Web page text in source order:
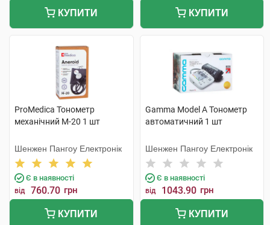
КУПИТИ КУПИТИ
ProMedica Тонометр
механічний М-20 1 шт
Шенжен Пангоу Електронік
Є в наявності
від 760.70 грн
КУПИТИ
Gamma Model А Тонометр
автоматичний 1 шт
Шенжен Пангоу Електронік
Є в наявності
від 1043.90 грн
КУПИТИ